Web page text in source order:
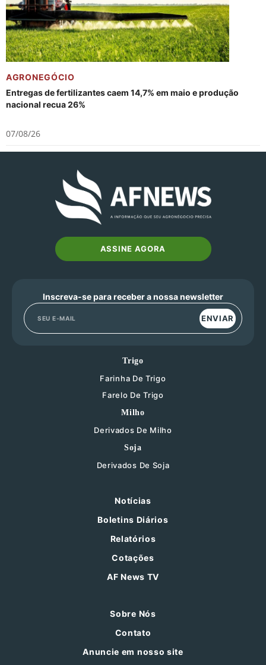
AGRONEGÓCIO
Entregas de fertilizantes caem 14,7% em maio e produção
nacional recua 26%
07/08/26
ASSINE AGORA
Inscreva-se para receber a nossa newsletter
ENVIAR
Trigo
Farinha De Trigo
Farelo De Trigo
Milho
Derivados De Milho
Soja
Derivados De Soja
Notícias
Boletins Diários
Relatórios
Cotações
AF News TV
Sobre Nós
Contato
Anuncie em nosso site